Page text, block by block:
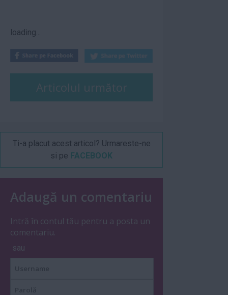
loading...
Articolul următor
Ti-a placut acest articol? Urmareste-ne
si pe FACEBOOK
Adaugă un comentariu
Intră în contul tău pentru a posta un
comentariu.
sau